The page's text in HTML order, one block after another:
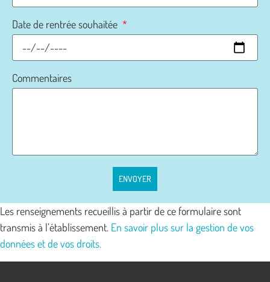
Date de rentrée souhaitée
Commentaires
ENVOYER
Les renseignements recueillis à partir de ce formulaire sont
transmis à l’établissement. En savoir plus sur la gestion de vos
données et de vos droits.